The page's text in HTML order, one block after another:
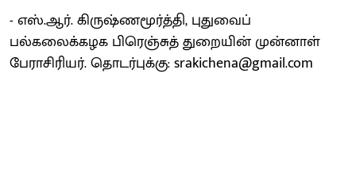
- எஸ்.ஆர். கிருஷ்ணமூர்த்தி, புதுவைப்
பல்கலைக்கழக பிரெஞ்சுத் துறையின் முன்னாள்
பேராசிரியர். தொடர்புக்கு: srakichena@gmail.com